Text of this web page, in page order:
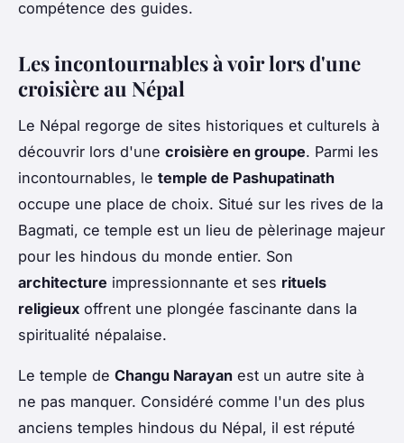
compétence des guides.
Les incontournables à voir lors d'une
croisière au Népal
Le Népal regorge de sites historiques et culturels à
découvrir lors d'une croisière en groupe. Parmi les
incontournables, le temple de Pashupatinath
occupe une place de choix. Situé sur les rives de la
Bagmati, ce temple est un lieu de pèlerinage majeur
pour les hindous du monde entier. Son
architecture impressionnante et ses rituels
religieux offrent une plongée fascinante dans la
spiritualité népalaise.
Le temple de Changu Narayan est un autre site à
ne pas manquer. Considéré comme l'un des plus
anciens temples hindous du Népal, il est réputé